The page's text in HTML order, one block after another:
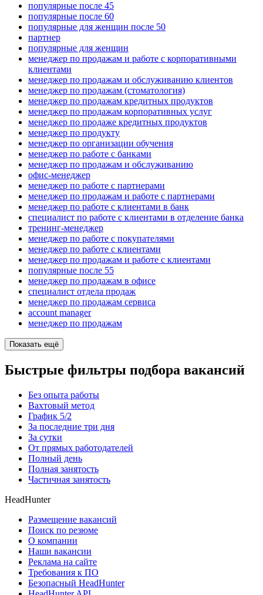
популярные после 45
популярные после 60
популярные для женщин после 50
партнер
популярные для женщин
менеджер по продажам и работе с корпоративными
клиентами
менеджер по продажам и обслуживанию клиентов
менеджер по продажам (стоматология)
менеджер по продажам кредитных продуктов
менеджер по продажам корпоративных услуг
менеджер по продаже кредитных продуктов
менеджер по продукту
менеджер по организации обучения
менеджер по работе с банками
менеджер по продажам и обслуживанию
офис-менеджер
менеджер по работе с партнерами
менеджер по продажам и работе с партнерами
менеджер по работе с клиентами в банк
специалист по работе с клиентами в отделение банка
тренинг-менеджер
менеджер по работе с покупателями
менеджер по работе с клиентами
менеджер по продажам и работе с клиентами
популярные после 55
менеджер по продажам в офисе
специалист отдела продаж
менеджер по продажам сервиса
account manager
менеджер по продажам
Показать ещё
Быстрые фильтры подбора вакансий
Без опыта работы
Вахтовый метод
График 5/2
За последние три дня
За сутки
От прямых работодателей
Полный день
Полная занятость
Частичная занятость
HeadHunter
Размещение вакансий
Поиск по резюме
О компании
Наши вакансии
Реклама на сайте
Требования к ПО
Безопасный HeadHunter